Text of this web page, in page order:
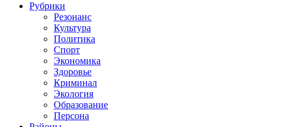
Рубрики
Резонанс
Культура
Политика
Спорт
Экономика
Здоровье
Криминал
Экология
Образование
Персона